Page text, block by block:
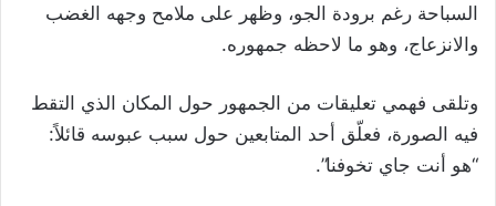
السباحة رغم برودة الجو، وظهر على ملامح وجهه الغضب
والانزعاج، وهو ما لاحظه جمهوره.
وتلقى فهمي تعليقات من الجمهور حول المكان الذي التقط
فيه الصورة، فعلّق أحد المتابعين حول سبب عبوسه قائلاً:
“هو أنت جاي تخوفنا”.